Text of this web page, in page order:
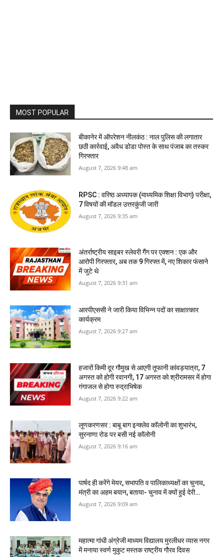
MOST POPULAR
बीकानेर में ऑपरेशन नीलकंठ : नाल पुलिस की लगातार
छठी कार्रवाई, अवैध डोडा पोस्त के साथ पंजाब का तस्कर
गिरफ्तार
August 7, 2026 9:48 am
RPSC : वरिष्ठ अध्यापक (माध्यमिक शिक्षा विभाग) परीक्षा,
7 विषयों की मॉडल उत्तरकुंजी जारी
August 7, 2026 9:35 am
अंतर्राष्ट्रीय साइबर स्लेवरी गैंग पर एक्शन : एक और
आरोपी गिरफ्तार, अब तक 9 गिरफ्त में, नए शिकार फंसाने
में जुटे थे
August 7, 2026 9:31 am
आरपीएससी ने जारी किया विभिन्न पदों का साक्षात्कार
कार्यक्रम
August 7, 2026 9:27 am
हजारों किमी दूर गौमुख से आएगी तूफानी कांवड़यात्रा, 7
अगस्त को होगी रवानगी, 17 अगस्त को श्रीरामसर में होगा
गंगाजल से होगा रुद्राभिषेक
August 7, 2026 9:22 am
लूणकरणसर : बाबू बाग इन्क्लेव कॉलोनी का शुभारंभ,
सुरनाणा रोड पर बसी नई कॉलोनी
August 7, 2026 9:16 am
पार्षद ही करेंगे मेयर, सभापति व पालिकाध्‍यक्षों का चुनाव,
मंत्री का अहम बयान, बताया- चुनाव में क्‍यों हुई देरी…
August 7, 2026 9:09 am
महात्मा गांधी अंग्रेजी माध्यम विद्यालय मुरलीधर व्‍यास नगर
में मनाया स्वर्ण मुकुट मस्तक राष्ट्रीय गौरव दिवस